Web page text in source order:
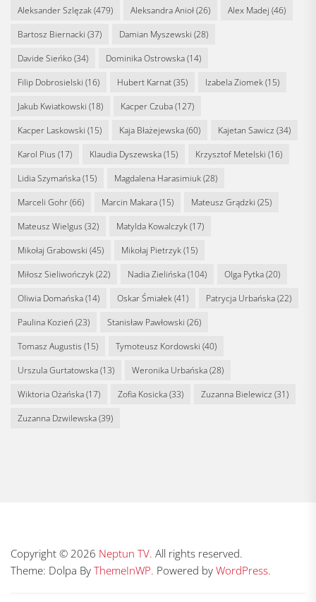
Aleksander Szlęzak(479) Aleksandra Anioł(26) Alex Madej (46)
Bartosz Biernacki (37) Damian Myszewski (28)
Davide Sieńko(34) Dominika Ostrowska(14)
Filip Dobrosielski (16) Hubert Karnat(35) Izabela Ziomek(15)
Jakub Kwiatkowski (18) Kacper Czuba(127)
Kacper Laskowski (15) Kaja Błażejewska(60) Kajetan Sawicz (34)
Karol Pius (17) Klaudia Dyszewska(15) Krzysztof Metelski (16)
Lidia Szymańska(15) Magdalena Harasimiuk(28)
Marceli Gohr(66) Marcin Makara(15) Mateusz Grądzki (25)
Mateusz Wielgus (32) Matylda Kowalczyk(17)
Mikołaj Grabowski (45) Mikołaj Pietrzyk(15)
Miłosz Sieliwończyk(22) Nadia Zielińska(104) Olga Pytka(20)
Oliwia Domańska(14) Oskar Śmiałek(41) Patrycja Urbańska(22)
Paulina Kozień (23) Stanisław Pawłowski (26)
Tomasz Augustis (15) Tymoteusz Kordowski (40)
Urszula Gurtatowska(13) Weronika Urbańska(28)
Wiktoria Ożańska(17) Zofia Kosicka(33) Zuzanna Bielewicz (31)
Zuzanna Dzwilewska(39)
Copyright © 2026 Neptun TV. All rights reserved.
Theme: Dolpa By ThemeInWP. Powered by WordPress.